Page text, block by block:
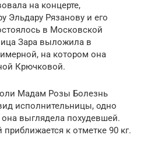
на концерте,
Эльдару Рязанову и его
в Московской
Зара выложила в
на котором она
Крючковой.
Мадам Розы Болезнь
исполнительницы, одно
выглядела похудевшей.
к отметке 90 кг.